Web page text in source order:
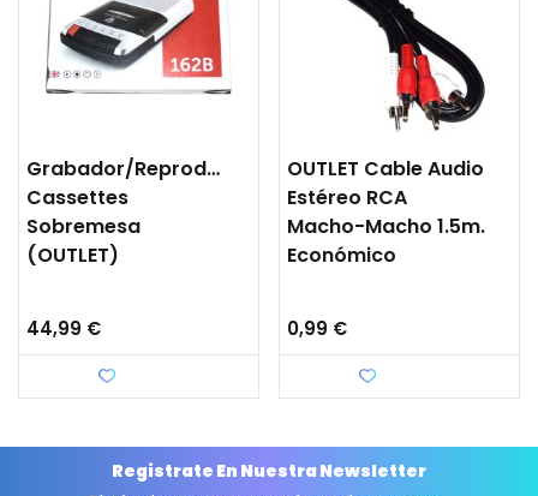
Grabador/Reproductor
Cassettes
Sobremesa
(OUTLET)
44,99 €
OUTLET Cable Audio
Estéreo RCA
Macho-Macho 1.5m.
Económico
0,99 €
Registrate En Nuestra Newsletter